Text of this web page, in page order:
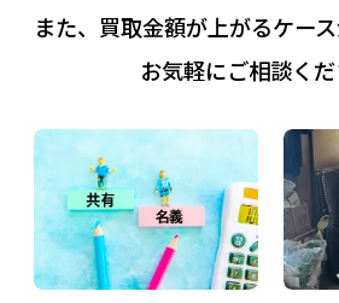
また、買取金額が上がるケース
お気軽にご相談くだ